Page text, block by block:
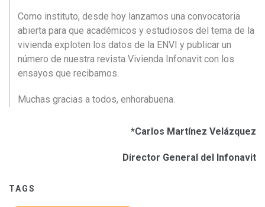
Como instituto, desde hoy lanzamos una convocatoria
abierta para que académicos y estudiosos del tema de la
vivienda exploten los datos de la ENVI y publicar un
número de nuestra revista Vivienda Infonavit con los
ensayos que recibamos.
Muchas gracias a todos, enhorabuena.
*Carlos Martínez Velázquez
Director General del Infonavit
TAGS